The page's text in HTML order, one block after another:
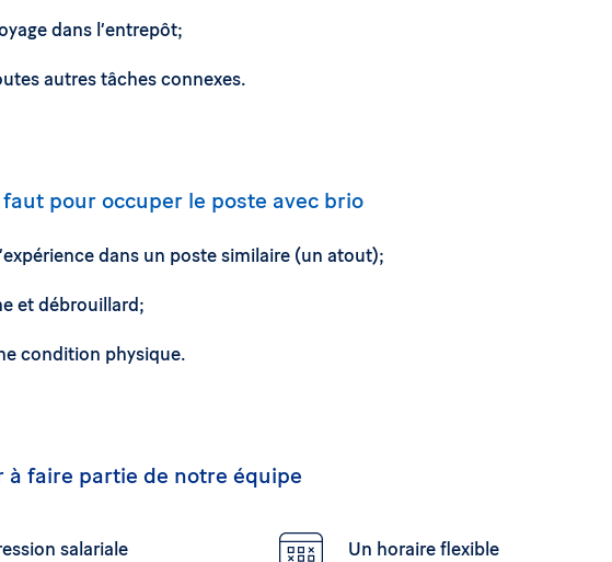
dans l’entrepôt;
autres tâches connexes.
faut pour occuper le poste avec brio
dans un poste similaire (un atout);
et débrouillard;
condition physique.
à faire partie de notre équipe
salariale Un horaire flexible